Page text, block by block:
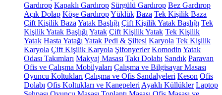
Gardırop Kapaklı Gardırop Sürgülü Gardırop Bez Gardırop
Açık Dolap Köşe GardıropYüklük Baza Tek Kişilik Baza
Çift Kişilik Baza Yatak Başlığı Çift Kişilik Yatak Başlığı Tek
Kişilik Yatak Başlığı Yatak Çift Kişilik Yatak Tek Kişilik
Yatak Hasta Yatağı Yatak Pedi & Şiltesi Karyola Tek Kişilik
Karyola Çift Kişilik Karyola Şifonyerler Komodin Yatak
Odası Takımları Makyaj Masası Takı Dolabı Sandık Paravan
Ofis ve Çalışma Mobilyaları Çalışma ve Bilgisayar Masası
Oyuncu Koltukları Çalışma ve Ofis Sandalyeleri Keson Ofis
Dolabı Ofis Koltukları ve Kanepeleri Ayaklı Küllükler Laptop